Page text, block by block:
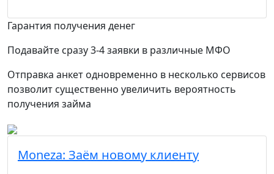
Гарантия получения денег
Подавайте сразу 3-4 заявки в различные МФО
Отправка анкет одновременно в несколько сервисов
позволит существенно увеличить вероятность
получения займа
Moneza: Заём новому клиенту